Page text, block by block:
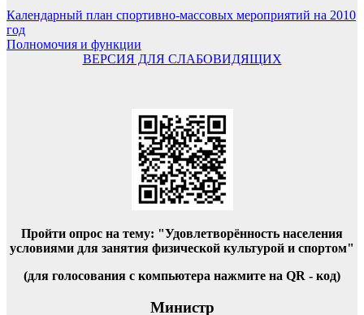
Календарный план спортивно-массовых мероприятий на 2010
год
Полномочия и функции
ВЕРСИЯ ДЛЯ СЛАБОВИДЯЩИХ
Пройти опрос на тему: "Удовлетворённость населения
условиями для занятия физической культурой и спортом"
(для голосования с компьютера нажмите на QR - код)
Министр